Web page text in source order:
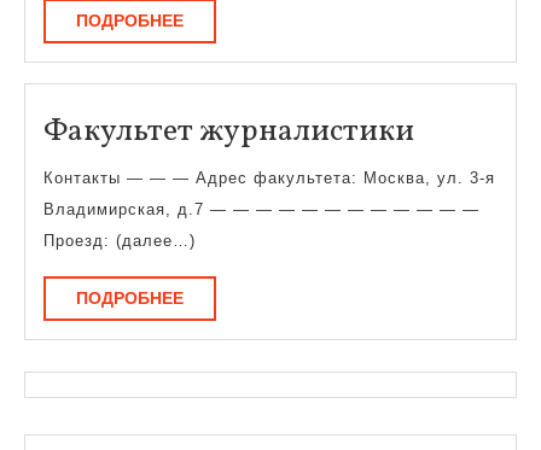
ПОДРОБНЕЕПОДРОБНЕЕ
Факультет журналистики
Контакты — — — Адрес факультета: Москва, ул. 3-я
Владимирская, д.7 — — — — — — — — — — — —
Проезд: (далее…)
ПОДРОБНЕЕПОДРОБНЕЕ